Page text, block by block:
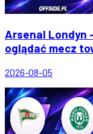
Arsenal Londyn
oglądać mecz
2026-08-05